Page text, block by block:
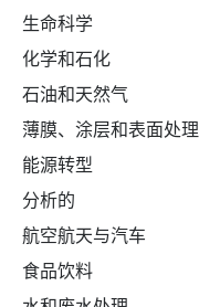
生命科学
化学和石化
石油和天然气
薄膜、涂层和表面处理
能源转型
分析的
航空航天与汽车
食品饮料